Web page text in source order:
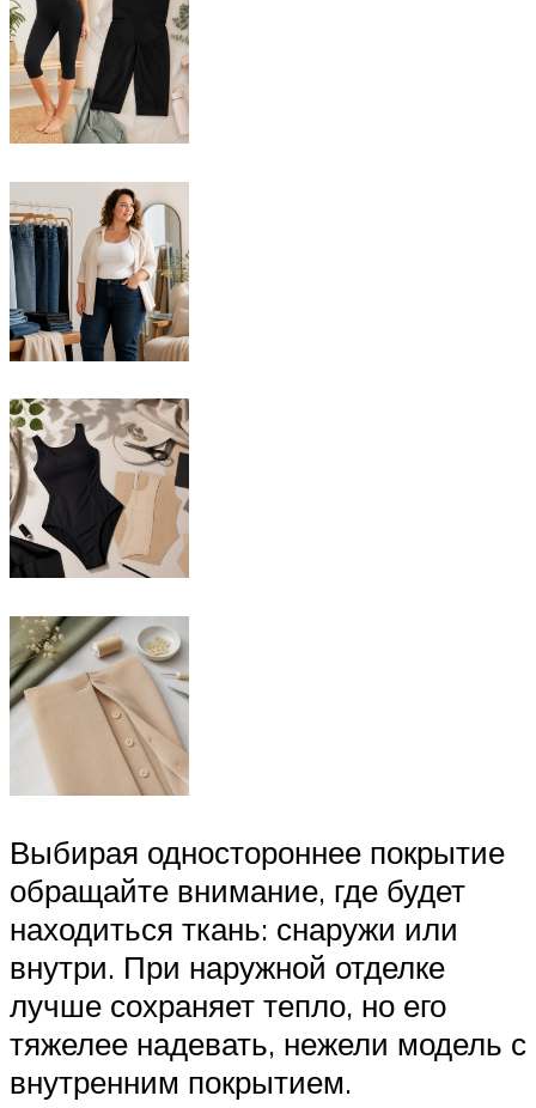
Выбирая одностороннее покрытие
обращайте внимание, где будет
находиться ткань: снаружи или
внутри. При наружной отделке
лучше сохраняет тепло, но его
тяжелее надевать, нежели модель с
внутренним покрытием.